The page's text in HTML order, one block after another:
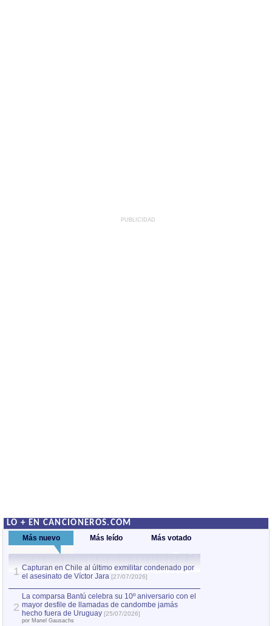
PUBLICIDAD
LO + EN CANCIONEROS.COM
Más nuevo Más leído Más votado
1 Capturan en Chile al último exmilitar condenado por
el asesinato de Víctor Jara [27/07/2026]
2
La comparsa Bantú celebra su 10º aniversario con el
mayor desfile de llamadas de candombe jamás
hecho fuera de Uruguay [25/07/2026]
por Manel Gausachs